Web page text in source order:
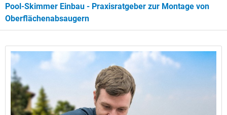
Pool-Skimmer Einbau - Praxisratgeber zur Montage von
Oberflächenabsaugern